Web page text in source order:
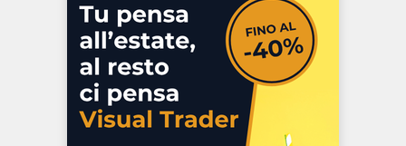
Chi siamo
Commenti e segnalazioni
Contattaci